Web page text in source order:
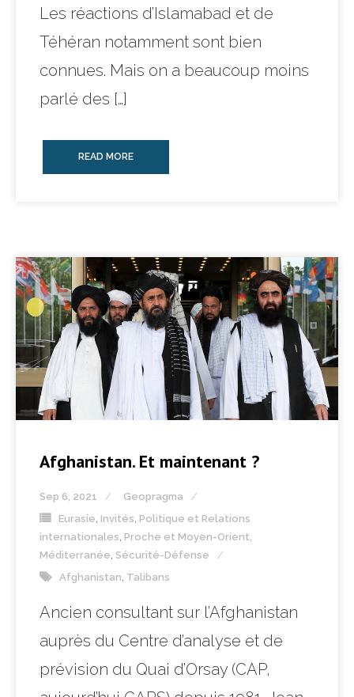
Les réactions d’Islamabad et de
Téhéran notamment sont bien
connues. Mais on a beaucoup moins
parlé des […]
READ MORE
Afghanistan. Et maintenant ?
Sep 6, 2021
Geopragma
Eurasie Invités Politique et Relations
internationales Proche et Moyen-Orient,
Méditerranée Sécurité-Défense
Afghanistan Talibans
Ancien consultant sur l’Afghanistan
auprès du Centre d’analyse et de
prévision du Quai d’Orsay (CAP,